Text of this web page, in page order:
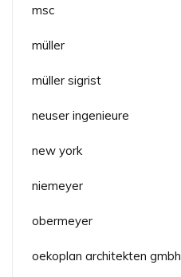
msc
müller
müller sigrist
neuser ingenieure
new york
niemeyer
obermeyer
oekoplan architekten gmbh